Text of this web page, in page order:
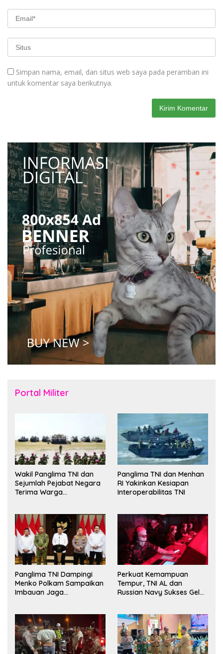
Simpan nama, email, dan situs web saya pada peramban ini
untuk komentar saya berikutnya.
Portal Militer
Wakil Panglima TNI dan
Sejumlah Pejabat Negara
Terima Warga
Panglima TNI dan Menhan
RI Yakinkan Kesiapan
Interoperabilitas TNI
Panglima TNI Dampingi
Menko Polkam Sampaikan
Imbauan Jaga
Perkuat Kemampuan
Tempur, TNI AL dan
Russian Navy Sukses Gelar